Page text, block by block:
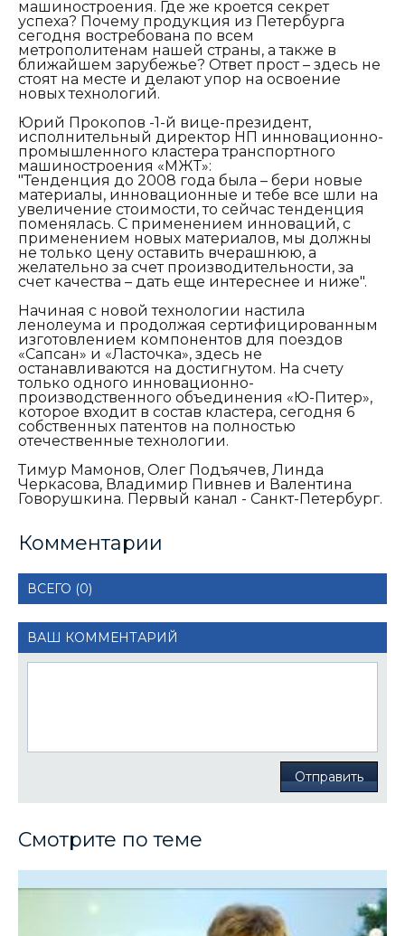
машиностроения. Где же кроется секрет
успеха? Почему продукция из Петербурга
сегодня востребована по всем
метрополитенам нашей страны, а также в
ближайшем зарубежье? Ответ прост – здесь не
стоят на месте и делают упор на освоение
новых технологий.
Юрий Прокопов -1-й вице-президент,
исполнительный директор НП инновационно-
промышленного кластера транспортного
машиностроения «МЖТ»:
"Тенденция до 2008 года была – бери новые
материалы, инновационные и тебе все шли на
увеличение стоимости, то сейчас тенденция
поменялась. С применением инноваций, с
применением новых материалов, мы должны
не только цену оставить вчерашнюю, а
желательно за счет производительности, за
счет качества – дать еще интереснее и ниже".
Начиная с новой технологии настила
ленолеума и продолжая сертифицированным
изготовлением компонентов для поездов
«Сапсан» и «Ласточка», здесь не
останавливаются на достигнутом. На счету
только одного инновационно-
производственного объединения «Ю-Питер»,
которое входит в состав кластера, сегодня 6
собственных патентов на полностью
отечественные технологии.
Тимур Мамонов, Олег Подъячев, Линда
Черкасова, Владимир Пивнев и Валентина
Говорушкина. Первый канал - Санкт-Петербург.
Комментарии
ВСЕГО (0)
ВАШ КОММЕНТАРИЙ
Отправить
Смотрите по теме